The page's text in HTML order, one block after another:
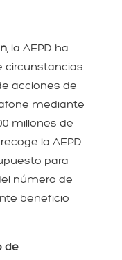
, la AEPD ha
circunstancias.
acciones de
mediante
millones de
la AEPD
para
número de
beneficio
de